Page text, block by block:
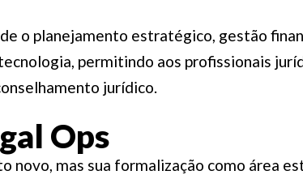
o planejamento estratégico, gestão
permitindo aos profissionais
jurídico.
Ops
novo, mas sua formalização como área